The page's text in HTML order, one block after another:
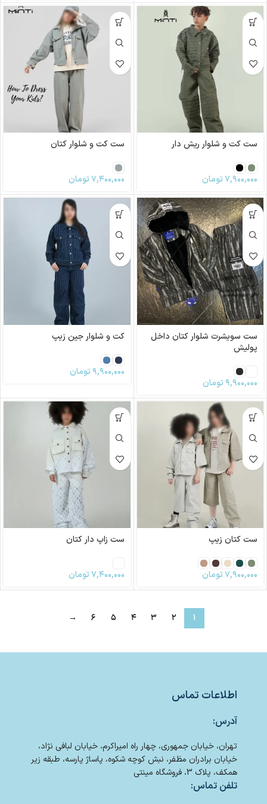
ست کت و شلوار ریش دار
۷,۹۰۰,۰۰۰تومان
ست کت و شلوار کتان
۷,۴۰۰,۰۰۰تومان
ست سویشرت شلوار کتان داخل
پولیش
۹,۹۰۰,۰۰۰تومان
کت و شلوار جین زیپ
۹,۹۰۰,۰۰۰تومان
ست کتان زیپ
۷,۹۰۰,۰۰۰تومان
ست زاپ دار کتان
۷,۴۰۰,۰۰۰تومان
۱ ۲ ۳ ۴ ۵ ۶ →
اطلاعات تماس
آدرس:
تهران، خیابان جمهوری، چهار راه امیراکرم، خیابان لبافی نژاد،
خیابان برادران مظفر، نبش کوچه شکوه، پاساژ پارسه، طبقه زیر
همکف، پلاک 3، فروشگاه مینتی
تلفن تماس: